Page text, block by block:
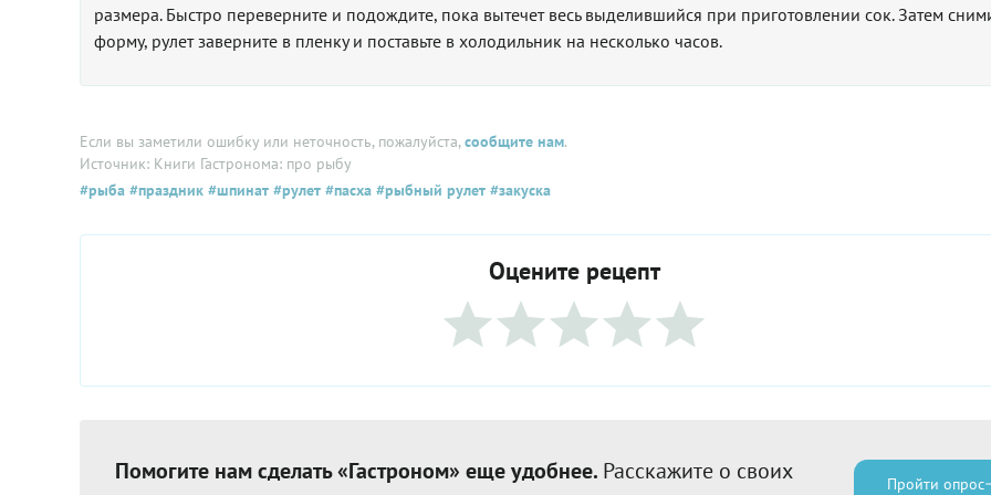
размера. Быстро переверните и подождите, пока вытечет весь выделившийся при приготовлении сок. Затем
форму, рулет заверните в пленку и поставьте в холодильник на несколько часов.
Если вы заметили ошибку или неточность, пожалуйста,сообщите нам.
Источник: Книги Гастронома: про рыбу
#рыба #праздник #шпинат #рулет #пасха #рыбный рулет #закуска
Оцените рецепт
Помогите нам сделать «Гастроном» еще удобнее. Расскажите о своих
Пройти опрос